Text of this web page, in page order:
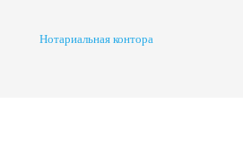
Нотариальная контора